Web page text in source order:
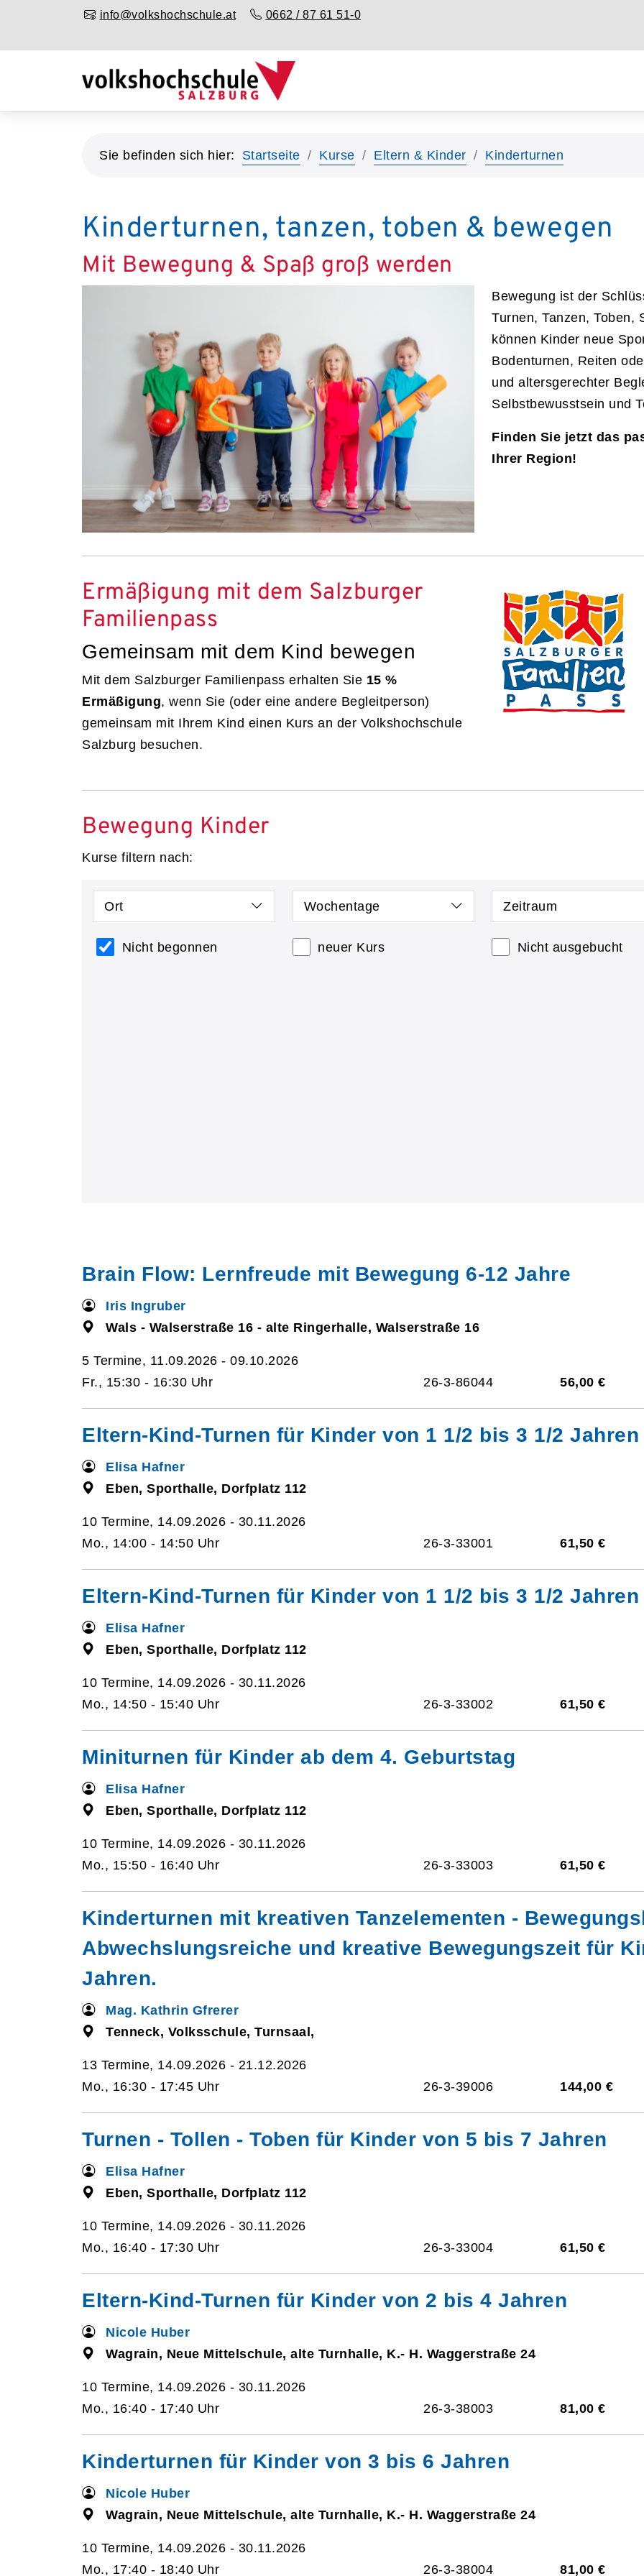
info@volkshochschule.at 0662 / 87 61 51-0
Sie befinden sich hier: Startseite Kurse Eltern & Kinder Kinderturnen
Kinderturnen, tanzen, toben & bewegen
Mit Bewegung & Spaß groß werden
Bewegung ist der
Turnen, Tanzen, Toben,
können Kinder neue
Bodenturnen, Reiten
und altersgerechter
Selbstbewusstsein und
Finden Sie jetzt das
Ihrer Region!
Ermäßigung mit dem Salzburger
Familienpass
Gemeinsam mit dem Kind bewegen
Mit dem Salzburger Familienpass erhalten Sie 15 %
Ermäßigung, wenn Sie (oder eine andere Begleitperson)
gemeinsam mit Ihrem Kind einen Kurs an der Volkshochschule
Salzburg besuchen.
Bewegung Kinder
Kurse filtern nach:
Ort Wochentage Zeitraum
Nicht begonnen neuer Kurs Nicht ausgebucht
Brain Flow: Lernfreude mit Bewegung 6-12 Jahre
Iris Ingruber
Wals - Walserstraße 16 - alte Ringerhalle, Walserstraße 16
5 Termine, 11.09.2026 - 09.10.2026
Fr., 15:30 - 16:30 Uhr
26-3-86044 56,00 €
Eltern-Kind-Turnen für Kinder von 1 1/2 bis 3 1/2 Jahren
Elisa Hafner
Eben, Sporthalle, Dorfplatz 112
10 Termine, 14.09.2026 - 30.11.2026
Mo., 14:00 - 14:50 Uhr
26-3-33001 61,50 €
Eltern-Kind-Turnen für Kinder von 1 1/2 bis 3 1/2 Jahren
Elisa Hafner
Eben, Sporthalle, Dorfplatz 112
10 Termine, 14.09.2026 - 30.11.2026
Mo., 14:50 - 15:40 Uhr
26-3-33002 61,50 €
Miniturnen für Kinder ab dem 4. Geburtstag
Elisa Hafner
Eben, Sporthalle, Dorfplatz 112
10 Termine, 14.09.2026 - 30.11.2026
Mo., 15:50 - 16:40 Uhr
26-3-33003 61,50 €
Kinderturnen mit kreativen Tanzelementen -
Abwechslungsreiche und kreative Bewegungszeit für
Jahren.
Mag. Kathrin Gfrerer
Tenneck, Volksschule, Turnsaal,
13 Termine, 14.09.2026 - 21.12.2026
Mo., 16:30 - 17:45 Uhr
26-3-39006 144,00 €
Turnen - Tollen - Toben für Kinder von 5 bis 7 Jahren
Elisa Hafner
Eben, Sporthalle, Dorfplatz 112
10 Termine, 14.09.2026 - 30.11.2026
Mo., 16:40 - 17:30 Uhr
26-3-33004 61,50 €
Eltern-Kind-Turnen für Kinder von 2 bis 4 Jahren
Nicole Huber
Wagrain, Neue Mittelschule, alte Turnhalle, K.- H. Waggerstraße 24
10 Termine, 14.09.2026 - 30.11.2026
Mo., 16:40 - 17:40 Uhr
26-3-38003 81,00 €
Kinderturnen für Kinder von 3 bis 6 Jahren
Nicole Huber
Wagrain, Neue Mittelschule, alte Turnhalle, K.- H. Waggerstraße 24
10 Termine, 14.09.2026 - 30.11.2026
Mo., 17:40 - 18:40 Uhr
26-3-38004 81,00 €